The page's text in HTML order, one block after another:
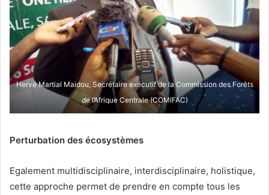
Hervé Martial Maidou, Secrétaire exécutif de la Commission des Forêts
de l’Afrique Centrale (COMIFAC)
Perturbation des écosystèmes
Egalement multidisciplinaire, interdisciplinaire, holistique,
cette approche permet de prendre en compte tous les